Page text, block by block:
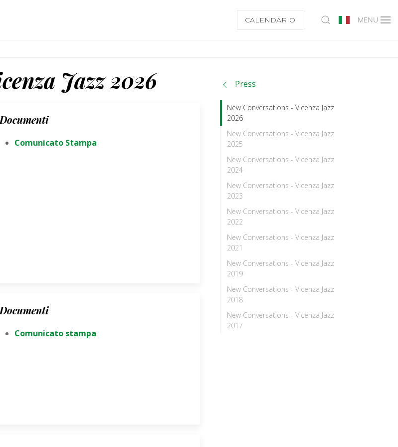
CALENDARIO MENU
Jazz 2026
Documenti
Comunicato Stampa
Documenti
Comunicato stampa
Press
New Conversations - Vicenza Jazz
2026
New Conversations - Vicenza Jazz
2025
New Conversations - Vicenza Jazz
2024
New Conversations - Vicenza Jazz
2023
New Conversations - Vicenza Jazz
2022
New Conversations - Vicenza Jazz
2021
New Conversations - Vicenza Jazz
2019
New Conversations - Vicenza Jazz
2018
New Conversations - Vicenza Jazz
2017